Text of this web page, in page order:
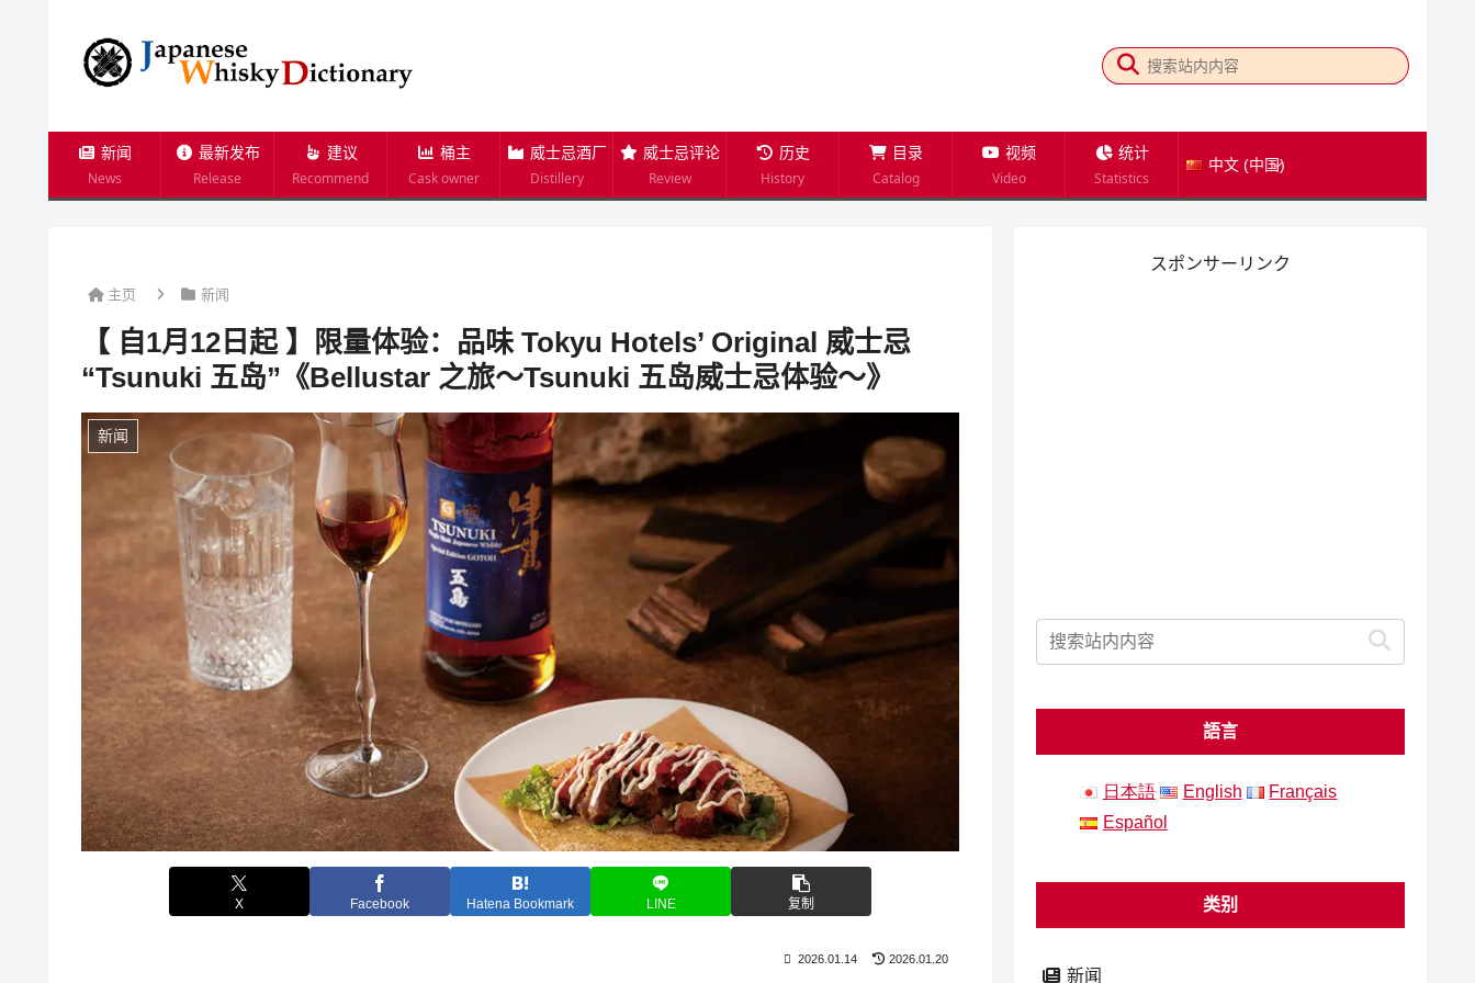
新闻
News
最新发布
Release
建议
Recommend
桶主
Cask owner
威士忌酒厂
Distillery
威士忌评论
Review
历史
History
目录
Catalog
视频
Video
统计
Statistics
中文 (中国)
主页 新闻
【 自1月12日起 】限量体验：品味 Tokyu Hotels’ Original 威士忌
“Tsunuki 五岛”《Bellustar 之旅～Tsunuki 五岛威士忌体验～》
新闻
X Facebook Hatena Bookmark LINE 复制
2026.01.14 2026.01.20
スポンサーリンク
語言
日本語 English
Français
Español
类别
新闻